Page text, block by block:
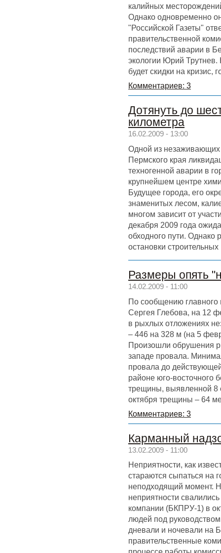
калийных
Однако одновременно
"Российской Газеты"
правительственной
последствий аварии в
экологии Юрий
будет скидки на кризис,
Комментариев: 3
Дотянуть до
километра
16.02.2009 - 13:00
Одной из незаживающих
Пермского края
техногенной аварии в
крупнейшем центре
Будущее города, его
знаменитых лесом,
многом зависит от
декабря 2009 года
обходного пути. Однако
остановки строительных
Размеры опять
14.02.2009 - 11:00
По сообщению главного
Сергея Глебова, на 12
в рыхлых отложениях
– 446 на 328 м (на 5
Произошли обрушения
западе провала.
провала до
районе юго-восточного
трещины, выявленной 8
октября трещины – 64
Комментариев: 3
Карманный
13.02.2009 - 11:00
Неприятности, как
стараются сыпаться на
неподходящий момент.
неприятности
компании (БКПРУ-1) в
людей под
дневали и ночевали на
правительственные